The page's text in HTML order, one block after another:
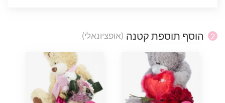
2 הוסף תוספת קטנה (אופציונאלי)